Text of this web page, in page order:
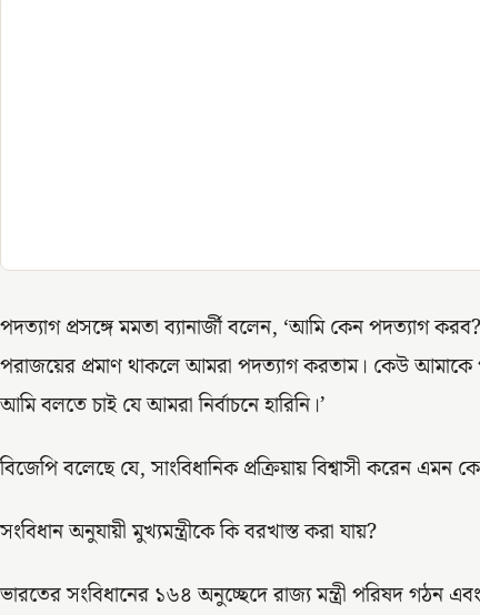
পদত্যাগ প্রসঙ্গে মমতা ব্যানার্জী বলেন, ‘আমি কেন পদত্যাগ
পরাজয়ের প্রমাণ থাকলে আমরা পদত্যাগ করতাম। কেউ
আমি বলতে চাই যে আমরা নির্বাচনে হারিনি।’
বিজেপি বলেছে যে, সাংবিধানিক প্রক্রিয়ায় বিশ্বাসী করেন এমন
সংবিধান অনুযায়ী মুখ্যমন্ত্রীকে কি বরখাস্ত করা যায়?
ভারতের সংবিধানের ১৬৪ অনুচ্ছেদে রাজ্য মন্ত্রী পরিষদ গঠন